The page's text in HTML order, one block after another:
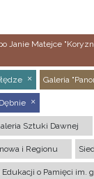
Janie Matejce
Galeria
Sztuki Dawnej
i Regionu
o Pamięci im.